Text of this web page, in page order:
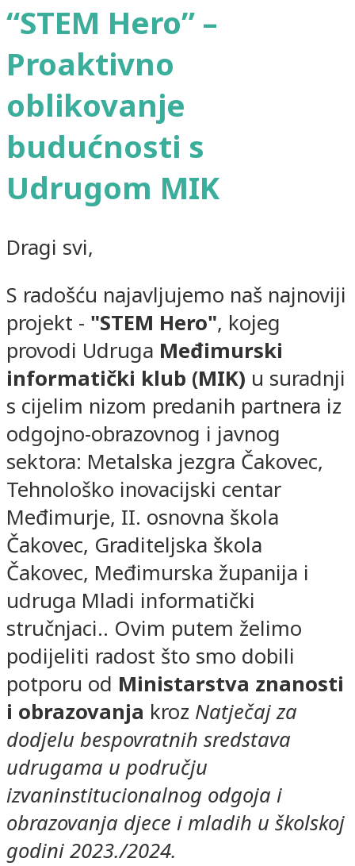
“STEM Hero” –
Proaktivno
oblikovanje
budućnosti s
Udrugom MIK
Dragi svi,
S radošću najavljujemo naš najnoviji
projekt - "STEM Hero", kojeg
provodi Udruga Međimurski
informatički klub (MIK) u suradnji
s cijelim nizom predanih partnera iz
odgojno-obrazovnog i javnog
sektora: Metalska jezgra Čakovec,
Tehnološko inovacijski centar
Međimurje, II. osnovna škola
Čakovec, Graditeljska škola
Čakovec, Međimurska županija i
udruga Mladi informatički
stručnjaci.. Ovim putem želimo
podijeliti radost što smo dobili
potporu od Ministarstva znanosti
i obrazovanja kroz Natječaj za
dodjelu bespovratnih sredstava
udrugama u području
izvaninstitucionalnog odgoja i
obrazovanja djece i mladih u školskoj
godini 2023./2024.